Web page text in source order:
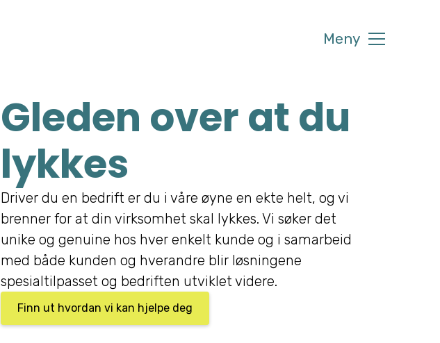
Meny
Gleden over at du
lykkes
Driver du en bedrift er du i våre øyne en ekte helt, og vi
brenner for at din virksomhet skal lykkes. Vi søker det
unike og genuine hos hver enkelt kunde og i samarbeid
med både kunden og hverandre blir løsningene
spesialtilpasset og bedriften utviklet videre.
Finn ut hvordan vi kan hjelpe deg